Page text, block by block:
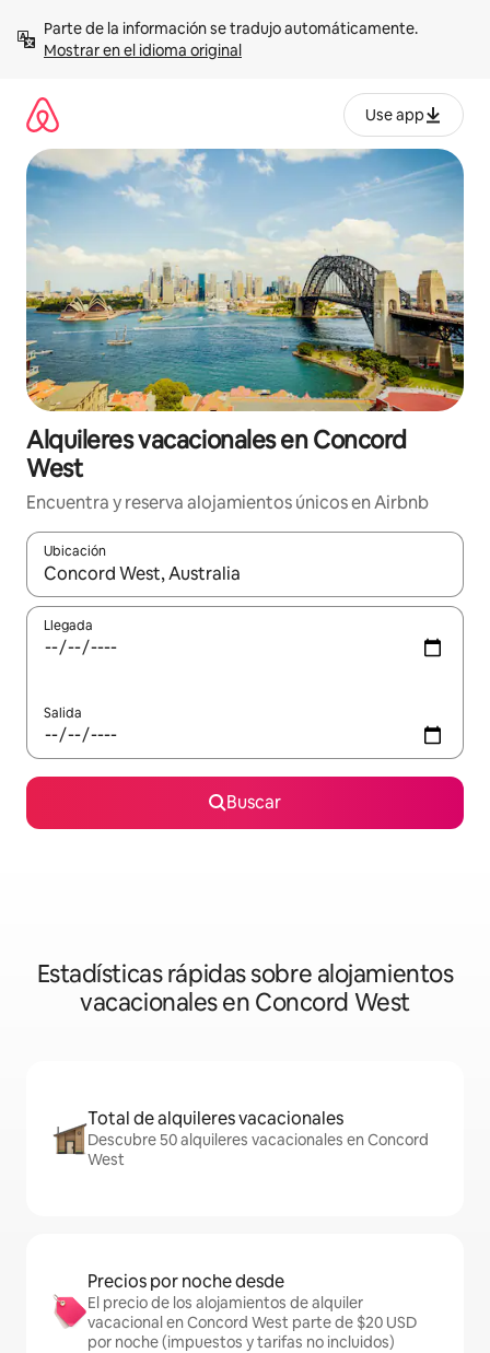
contenidoMostrar en el idioma original
Use app
Alquileres vacacionales en Concord
West
Encuentra y reserva alojamientos únicos en Airbnb
Ubicación
Cuando los resultados estén disponibles, navega con las
Llegada
Salida
Buscar
Estadísticas rápidas sobre alojamientos
vacacionales en Concord West
Total de alquileres vacacionales
Descubre 50 alquileres vacacionales en Concord
West
Precios por noche desde
El precio de los alojamientos de alquiler
vacacional en Concord West parte de $20 USD
por noche (impuestos y tarifas no incluidos)